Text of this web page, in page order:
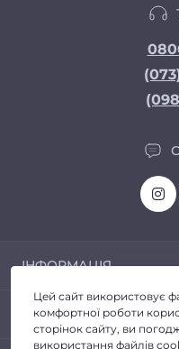
ІНФОРМАЦІЯ
Доставка та Оплата
Про магазин
Політика
ПОПУЛЯРНЕ
Цей сайт використовує
комфортної роботи
сторінок сайту, ви
використання файлів